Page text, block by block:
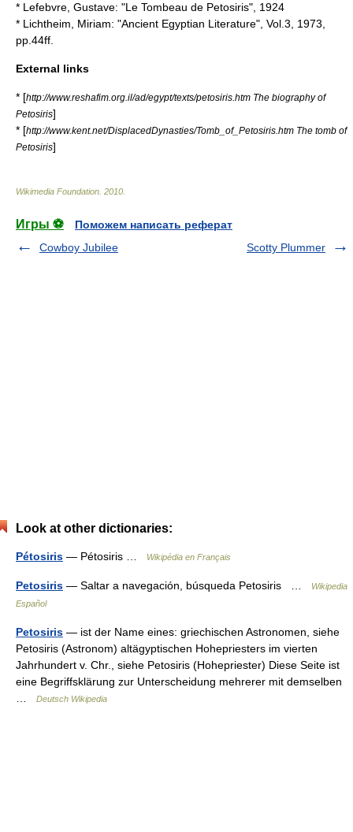
* Lefebvre, Gustave: "Le Tombeau de Petosiris", 1924
* Lichtheim, Miriam: "Ancient Egyptian Literature", Vol.3, 1973,
pp.44ff.
External links
* [http://www.reshafim.org.il/ad/egypt/texts/petosiris.htm The biography of
Petosiris]
* [http://www.kent.net/DisplacedDynasties/Tomb_of_Petosiris.htm The tomb of
Petosiris]
Wikimedia Foundation 2010
Игры ⚽
Поможем написать реферат
Cowboy Jubilee
Scotty Plummer
Look at other dictionaries:
Pétosiris — Pétosiris … Wikipédia en Français
Petosiris — Saltar a navegación, búsqueda Petosiris …
Wikipedia
Español
Petosiris — ist der Name eines: griechischen Astronomen, siehe
Petosiris (Astronom) altägyptischen Hohepriesters im vierten
Jahrhundert v. Chr., siehe Petosiris (Hohepriester) Diese Seite ist
eine Begriffsklärung zur Unterscheidung mehrerer mit demselben
Deutsch Wikipedia